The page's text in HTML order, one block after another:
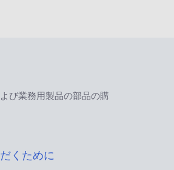
び業務用製品の部品の購
くために